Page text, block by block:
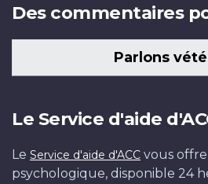
Des commentaires
Parlons
Le Service d'aide
Le Service d'aide d'ACC vous
psychologique, disponible 24